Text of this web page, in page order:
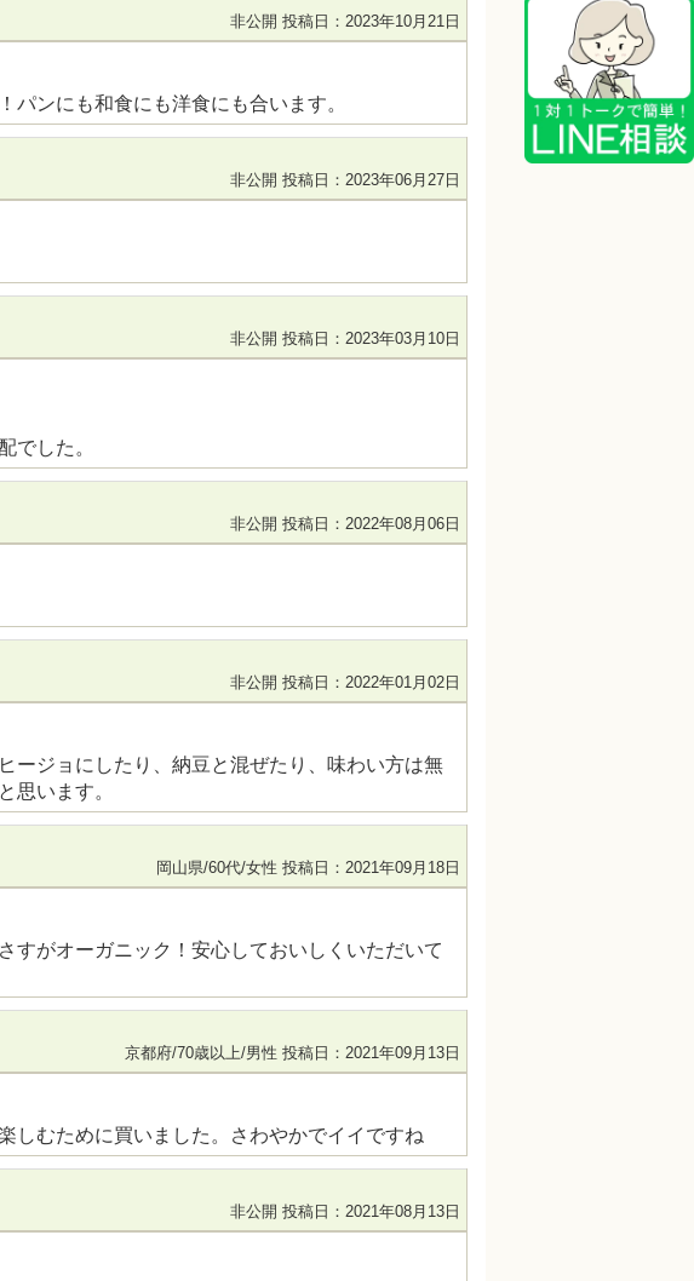
非公開 投稿日：2023年10月21日
ンにも和食にも洋食にも合います。
非公開 投稿日：2023年06月27日
非公開 投稿日：2023年03月10日
でした。
非公開 投稿日：2022年08月06日
非公開 投稿日：2022年01月02日
ージョにしたり、納豆と混ぜたり、味わい方は無
思います。
岡山県/60代/女性 投稿日：2021年09月18日
すがオーガニック！安心しておいしくいただいて
京都府/70歳以上/男性 投稿日：2021年09月13日
しむために買いました。さわやかでイイですね
非公開 投稿日：2021年08月13日